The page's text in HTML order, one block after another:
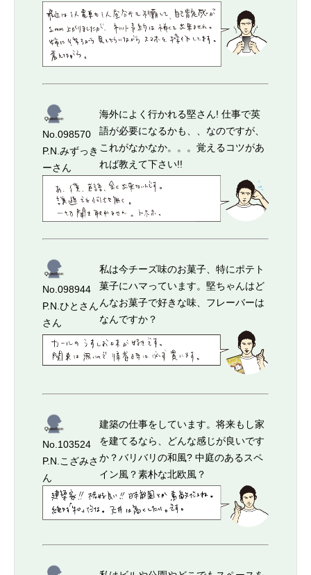
No.098570
P.N.みずっき
ーさん
海外によく行かれる堅さん! 仕事で英
語が必要になるかも、、なのですが、
これがなかなか。。。覚えるコツがあ
れば教えて下さい!!
No.098944
P.N.ひとさん
さん
私は今チーズ味のお菓子、特にポテト
菓子にハマっています。堅ちゃんはど
んなお菓子で好きな味、フレーバーは
なんですか？
No.103524
P.N.こざみさ
ん
建築の仕事をしています。将来もし家
を建てるなら、どんな感じが良いです
か？バリバリの和風? 中庭のあるスペ
イン風？素朴な北欧風？